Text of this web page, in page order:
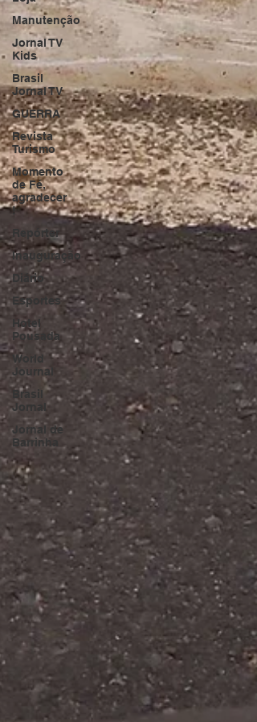
Manutenção
Jornal TV
Kids
Brasil
Jornal TV
GUERRA
Revista
Turismo
Momento
de Fé,
agradecer
!
Repórter
Inauguração
Diário
Esportes
Hotel
Pousada
World
Journal
Brasil
Jornal
Jornal de
Barrinha